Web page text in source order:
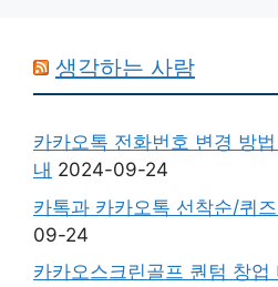
생각하는 사람
카카오톡 전화번호 변경 방
내 2024-09-24
카톡과 카카오톡 선착순/퀴
09-24
카카오스크린골프 퀀텀 창업